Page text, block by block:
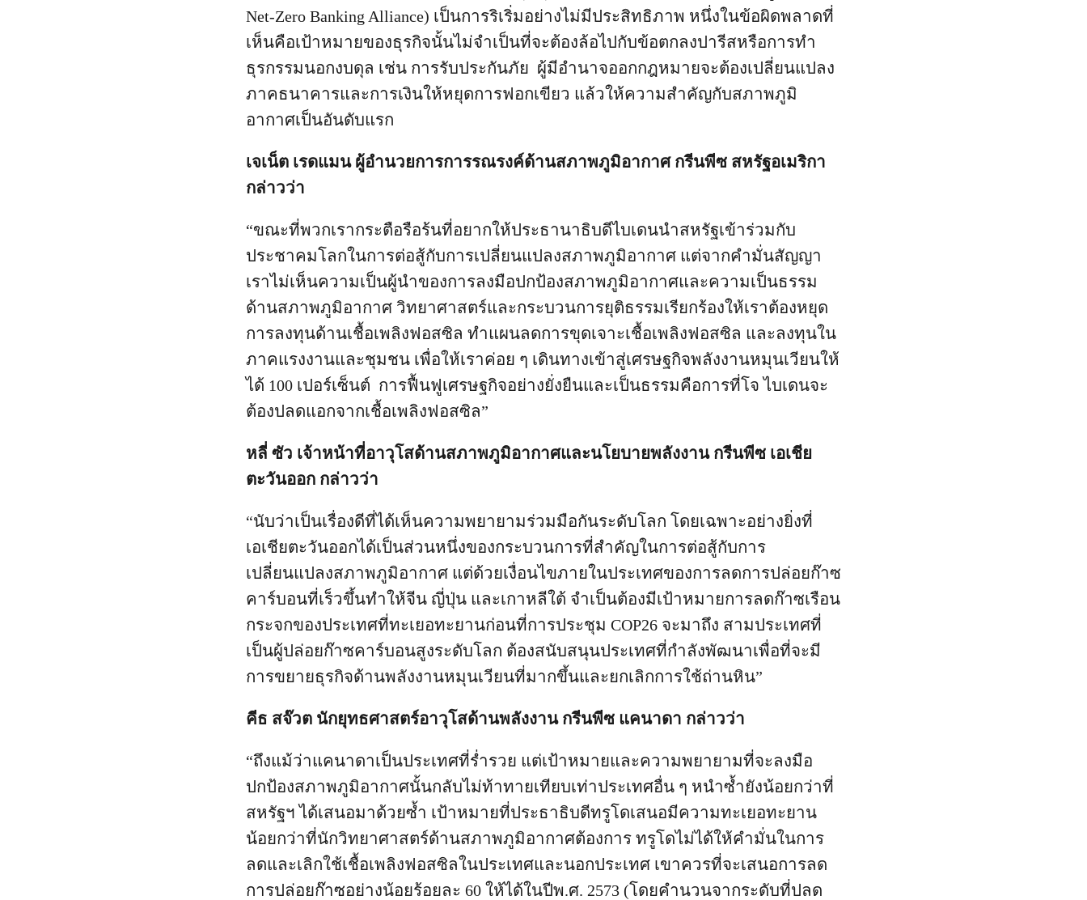
Net-Zero Banking Alliance) เป็นการริเริ่มอย่างไม่มีประสิทธิภาพ หนึ่งในข้อผิดพลาดที่
เห็นคือเป้าหมายของธุรกิจนั้นไม่จำเป็นที่จะต้องล้อไปกับข้อตกลงปารีสหรือการทำ
ธุรกรรมนอกงบดุล เช่น การรับประกันภัย ผู้มีอำนาจออกกฎหมายจะต้องเปลี่ยนแปลง
ภาคธนาคารและการเงินให้หยุดการฟอกเขียว แล้วให้ความสำคัญกับสภาพภูมิ
อากาศเป็นอันดับแรก
เจเน็ต เรดแมน ผู้อำนวยการการรณรงค์ด้านสภาพภูมิอากาศ กรีนพีซ สหรัฐอเมริกา
กล่าวว่า
“ขณะที่พวกเรากระตือรือร้นที่อยากให้ประธานาธิบดีไบเดนนำสหรัฐเข้าร่วมกับ
ประชาคมโลกในการต่อสู้กับการเปลี่ยนแปลงสภาพภูมิอากาศ แต่จากคำมั่นสัญญา
เราไม่เห็นความเป็นผู้นำของการลงมือปกป้องสภาพภูมิอากาศและความเป็นธรรม
ด้านสภาพภูมิอากาศ วิทยาศาสตร์และกระบวนการยุติธรรมเรียกร้องให้เราต้องหยุด
การลงทุนด้านเชื้อเพลิงฟอสซิล ทำแผนลดการขุดเจาะเชื้อเพลิงฟอสซิล และลงทุนใน
ภาคแรงงานและชุมชน เพื่อให้เราค่อย ๆ เดินทางเข้าสู่เศรษฐกิจพลังงานหมุนเวียนให้
ได้ 100 เปอร์เซ็นต์ การฟื้นฟูเศรษฐกิจอย่างยั่งยืนและเป็นธรรมคือการที่โจ ไบเดนจะ
ต้องปลดแอกจากเชื้อเพลิงฟอสซิล”
หลี่ ซัว เจ้าหน้าที่อาวุโสด้านสภาพภูมิอากาศและนโยบายพลังงาน กรีนพีซ เอเชีย
ตะวันออก กล่าวว่า
“นับว่าเป็นเรื่องดีที่ได้เห็นความพยายามร่วมมือกันระดับโลก โดยเฉพาะอย่างยิ่งที่
เอเชียตะวันออกได้เป็นส่วนหนึ่งของกระบวนการที่สำคัญในการต่อสู้กับการ
เปลี่ยนแปลงสภาพภูมิอากาศ แต่ด้วยเงื่อนไขภายในประเทศของการลดการปล่อยก๊าซ
คาร์บอนที่เร็วขึ้นทำให้จีน ญี่ปุ่น และเกาหลีใต้ จำเป็นต้องมีเป้าหมายการลดก๊าซเรือน
กระจกของประเทศที่ทะเยอทะยานก่อนที่การประชุม COP26 จะมาถึง สามประเทศที่
เป็นผู้ปล่อยก๊าซคาร์บอนสูงระดับโลก ต้องสนับสนุนประเทศที่กำลังพัฒนาเพื่อที่จะมี
การขยายธุรกิจด้านพลังงานหมุนเวียนที่มากขึ้นและยกเลิกการใช้ถ่านหิน”
คีธ สจ๊วต นักยุทธศาสตร์อาวุโสด้านพลังงาน กรีนพีซ แคนาดา กล่าวว่า
“ถึงแม้ว่าแคนาดาเป็นประเทศที่ร่ำรวย แต่เป้าหมายและความพยายามที่จะลงมือ
ปกป้องสภาพภูมิอากาศนั้นกลับไม่ท้าทายเทียบเท่าประเทศอื่น ๆ หนำซ้ำยังน้อยกว่าที่
สหรัฐฯ ได้เสนอมาด้วยซ้ำ เป้าหมายที่ประธาธิบดีทรูโดเสนอมีความทะเยอทะยาน
น้อยกว่าที่นักวิทยาศาสตร์ด้านสภาพภูมิอากาศต้องการ ทรูโดไม่ได้ให้คำมั่นในการ
ลดและเลิกใช้เชื้อเพลิงฟอสซิลในประเทศและนอกประเทศ เขาควรที่จะเสนอการลด
การปล่อยก๊าซอย่างน้อยร้อยละ 60 ให้ได้ในปีพ.ศ. 2573 (โดยคำนวนจากระดับที่ปลด